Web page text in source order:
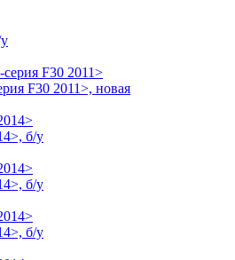
F30 2011>, новая
б/у
б/у
б/у